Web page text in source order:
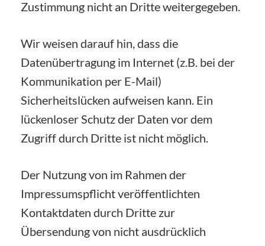
Zustimmung nicht an Dritte weitergegeben.
Wir weisen darauf hin, dass die
Datenübertragung im Internet (z.B. bei der
Kommunikation per E-Mail)
Sicherheitslücken aufweisen kann. Ein
lückenloser Schutz der Daten vor dem
Zugriff durch Dritte ist nicht möglich.
Der Nutzung von im Rahmen der
Impressumspflicht veröffentlichten
Kontaktdaten durch Dritte zur
Übersendung von nicht ausdrücklich